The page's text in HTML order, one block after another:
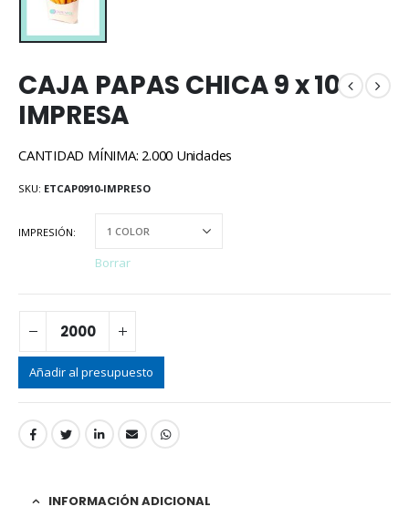
CAJA PAPAS CHICA 9 x 10
IMPRESA
CANTIDAD MÍNIMA: 2.000 Unidades
SKU: ETCAP0910-IMPRESO
IMPRESIÓN
Borrar
Añadir al presupuesto
INFORMACIÓN ADICIONAL